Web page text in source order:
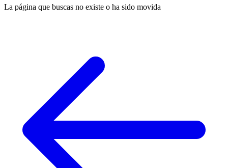
La página que buscas no existe o ha sido movida